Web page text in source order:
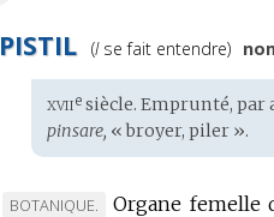
PISTIL
Prononciation
(lse fait entendre)
Étymologie
:
xviie siècle. Emprunté,
pinsare, « broyer, piler ».
MARQUE
BOTANIQUE.
Organe femelle